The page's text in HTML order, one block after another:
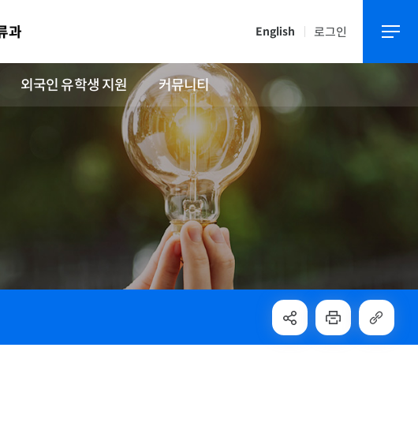
English 로그인
과
외국인 유학생 지원 커뮤니티